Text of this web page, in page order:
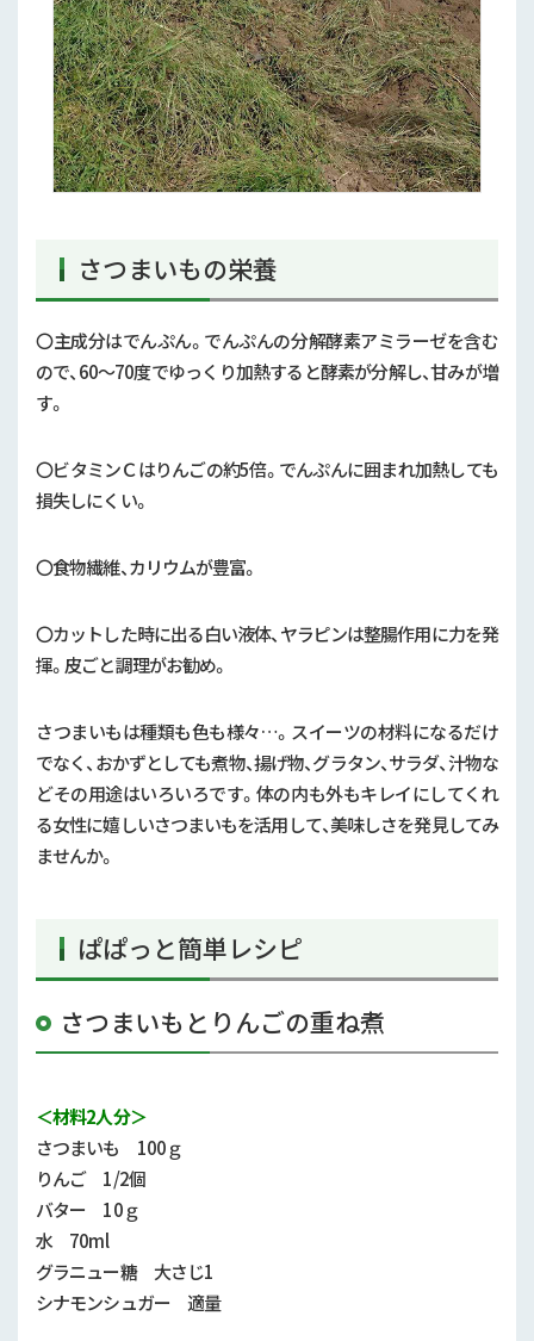
さつまいもの栄養
〇主成分はでんぷん。でんぷんの分解酵素アミラーゼを含む
ので、60～70度でゆっくり加熱すると酵素が分解し、甘みが増
す。
〇ビタミンＣはりんごの約5倍。でんぷんに囲まれ加熱しても
損失しにくい。
〇食物繊維、カリウムが豊富。
〇カットした時に出る白い液体、ヤラピンは整腸作用に力を発
揮。皮ごと調理がお勧め。
さつまいもは種類も色も様々…。スイーツの材料になるだけ
でなく、おかずとしても煮物、揚げ物、グラタン、サラダ、汁物な
どその用途はいろいろです。体の内も外もキレイにしてくれ
る女性に嬉しいさつまいもを活用して、美味しさを発見してみ
ませんか。
ぱぱっと簡単レシピ
さつまいもとりんごの重ね煮
＜材料2人分＞
さつまいも 100ｇ
りんご 1/2個
バター 10ｇ
水 70ml
グラニュー糖 大さじ1
シナモンシュガー 適量